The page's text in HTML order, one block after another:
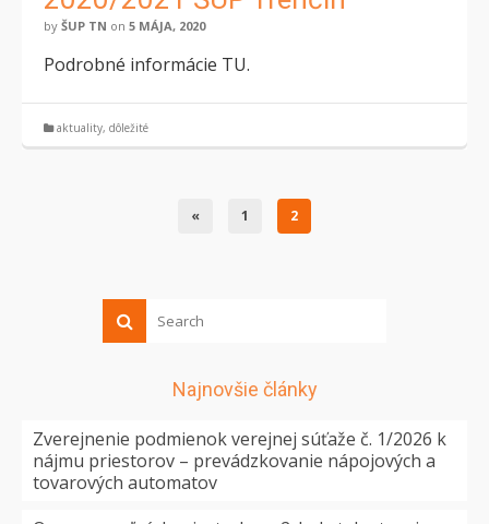
by ŠUP TN on 5 MÁJA, 2020
Podrobné informácie TU.
aktuality, dôležité
« 1 2
Najnovšie články
Zverejnenie podmienok verejnej súťaže č. 1/2026 k
nájmu priestorov – prevádzkovanie nápojových a
tovarových automatov